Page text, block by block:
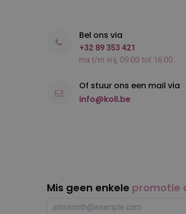
Mis geen enkele promotie
Bel ons via
+32 89 353 421
ma t/m vrij, 09:00 tot 16:00
Of stuur ons een mail via
info@koll.be